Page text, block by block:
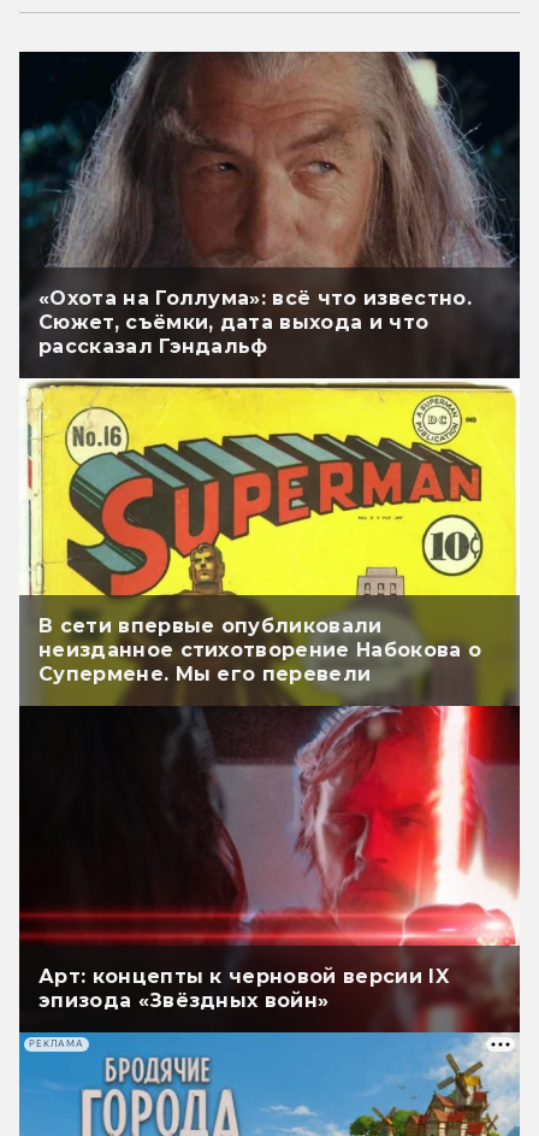
«Охота на Голлума»: всё что известно.
Сюжет, съёмки, дата выхода и что
рассказал Гэндальф
В сети впервые опубликовали
неизданное стихотворение Набокова о
Супермене. Мы его перевели
Арт: концепты к черновой версии IX
эпизода «Звёздных войн»
РЕКЛАМА